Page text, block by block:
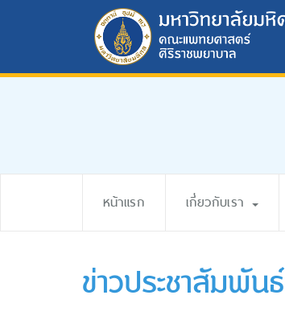
หน้าแรก เกี่ยวกับเรา
ข่าวประชาสัมพันธ์